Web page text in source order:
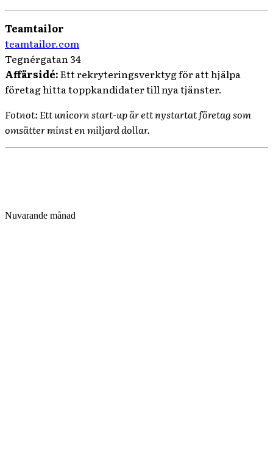
Teamtailor
teamtailor.com
Tegnérgatan 34
Affärsidé:Ett rekryteringsverktyg för att hjälpa
företag hitta toppkandidater till nya tjänster.
Fotnot: Ett unicorn start-up är ett nystartat företag som
omsätter minst en miljard dollar.
Nuvarande månad